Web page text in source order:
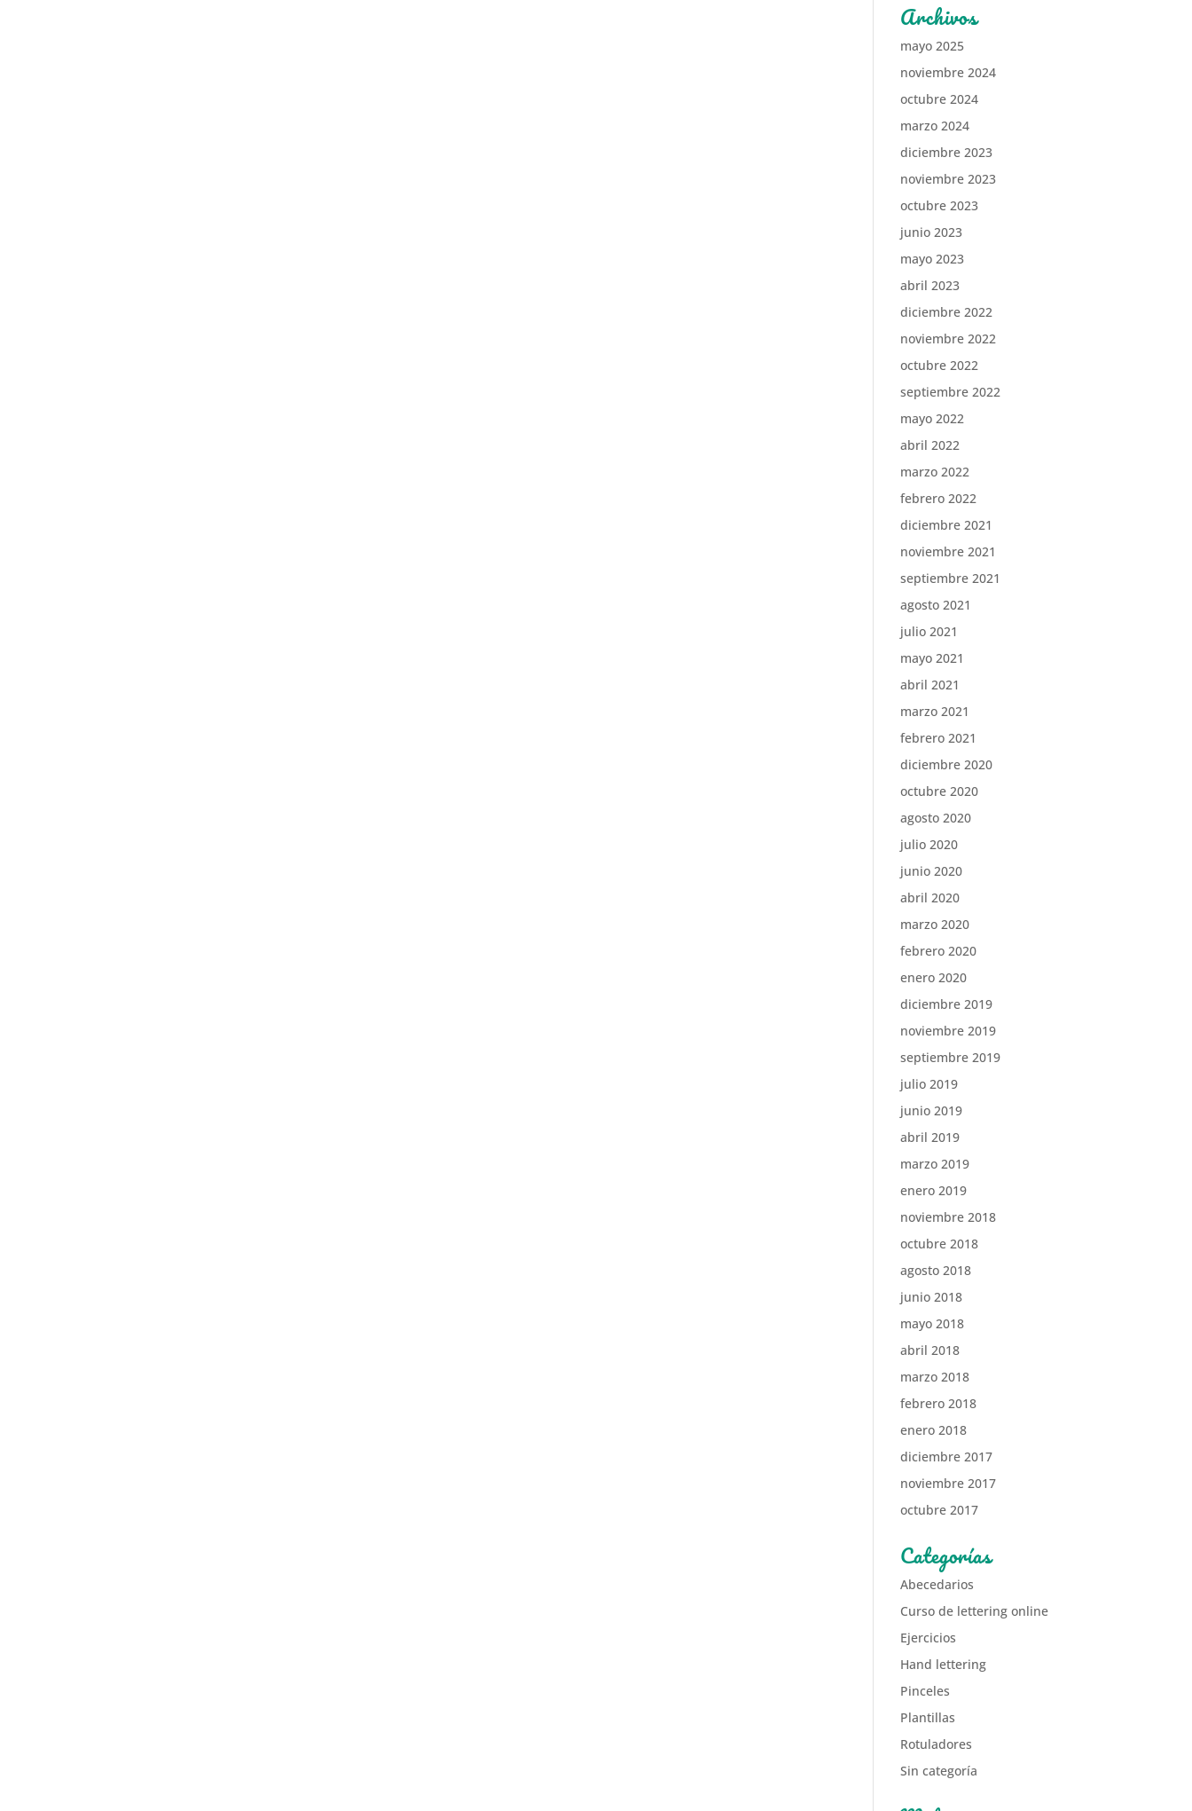
Archivos
mayo 2025
noviembre 2024
octubre 2024
marzo 2024
diciembre 2023
noviembre 2023
octubre 2023
junio 2023
mayo 2023
abril 2023
diciembre 2022
noviembre 2022
octubre 2022
septiembre 2022
mayo 2022
abril 2022
marzo 2022
febrero 2022
diciembre 2021
noviembre 2021
septiembre 2021
agosto 2021
julio 2021
mayo 2021
abril 2021
marzo 2021
febrero 2021
diciembre 2020
octubre 2020
agosto 2020
julio 2020
junio 2020
abril 2020
marzo 2020
febrero 2020
enero 2020
diciembre 2019
noviembre 2019
septiembre 2019
julio 2019
junio 2019
abril 2019
marzo 2019
enero 2019
noviembre 2018
octubre 2018
agosto 2018
junio 2018
mayo 2018
abril 2018
marzo 2018
febrero 2018
enero 2018
diciembre 2017
noviembre 2017
octubre 2017
Categorías
Abecedarios
Curso de lettering online
Ejercicios
Hand lettering
Pinceles
Plantillas
Rotuladores
Sin categoría